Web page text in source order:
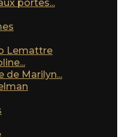
portes...
Lemattre
de Marilyn...